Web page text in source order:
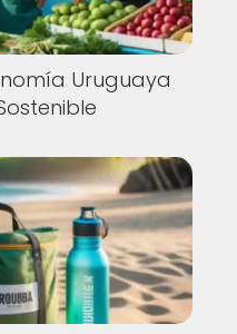
Uruguaya